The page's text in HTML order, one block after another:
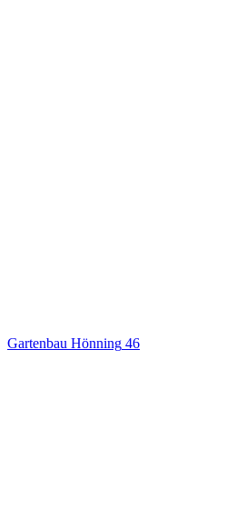
Gartenbau Hönning 46